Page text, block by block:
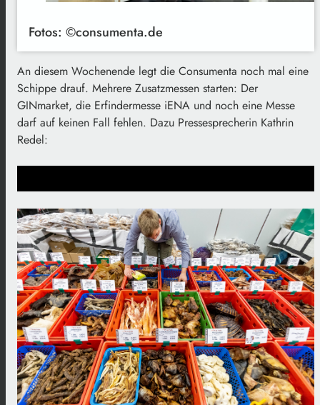
Fotos: ©consumenta.de
An diesem Wochenende legt die Consumenta noch mal eine
Schippe drauf. Mehrere Zusatzmessen starten: Der
GINmarket, die Erfindermesse iENA und noch eine Messe
darf auf keinen Fall fehlen. Dazu Pressesprecherin Kathrin
Redel: